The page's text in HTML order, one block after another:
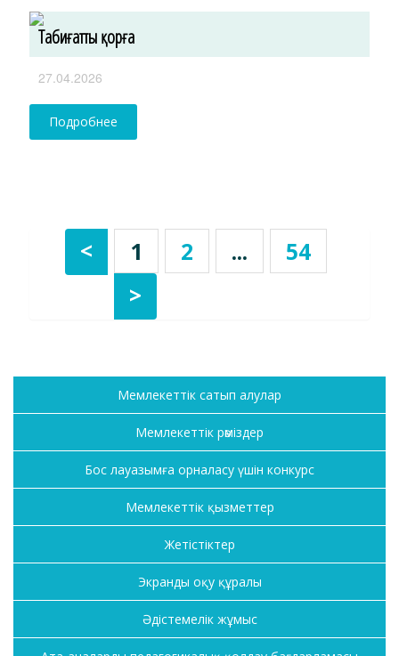
Табиғатты қорға
27.04.2026
Подробнее
< 1 2 ...
54
>
Мемлекеттік сатып алулар
Мемлекеттік рәміздер
Бос лауазымға орналасу үшін конкурс
Мемлекеттік қызметтер
Жетістіктер
Экранды оқу құралы
Әдістемелік жұмыс